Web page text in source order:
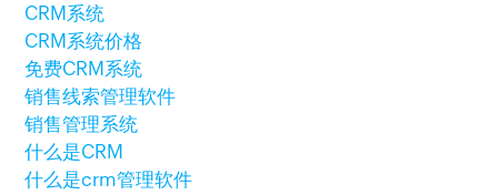
CRM系统
CRM系统价格
免费CRM系统
销售线索管理软件
销售管理系统
什么是CRM
什么是crm管理软件